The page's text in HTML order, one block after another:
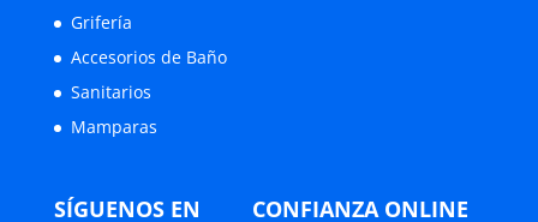
Grifería
Accesorios de Baño
Sanitarios
Mamparas
SÍGUENOS EN CONFIANZA ONLINE